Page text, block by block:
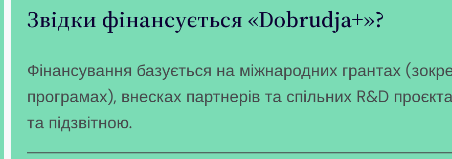
Звідки фінансується «Dobrudja+»?
Фінансування базується на міжнародних грантах
програмах), внесках партнерів та спільних R&D
та підзвітною.